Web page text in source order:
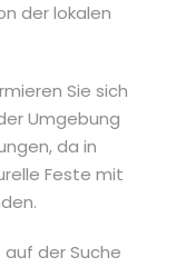
der lokalen
Sie sich
Umgebung
da in
Feste mit
auf der Suche